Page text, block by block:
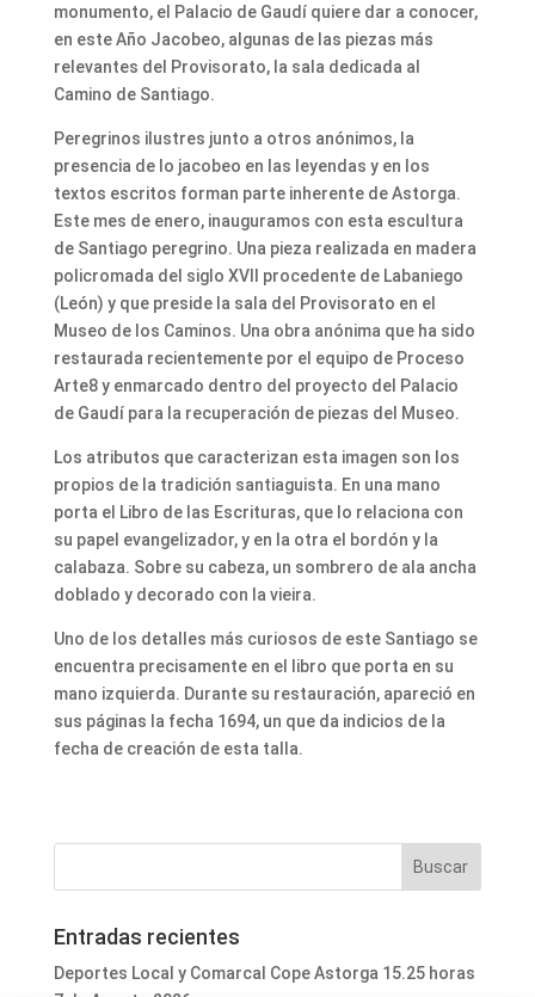
monumento, el Palacio de Gaudí quiere dar a conocer,
en este Año Jacobeo, algunas de las piezas más
relevantes del Provisorato, la sala dedicada al
Camino de Santiago.
Peregrinos ilustres junto a otros anónimos, la
presencia de lo jacobeo en las leyendas y en los
textos escritos forman parte inherente de Astorga.
Este mes de enero, inauguramos con esta escultura
de Santiago peregrino. Una pieza realizada en madera
policromada del siglo XVII procedente de Labaniego
(León) y que preside la sala del Provisorato en el
Museo de los Caminos. Una obra anónima que ha sido
restaurada recientemente por el equipo de Proceso
Arte8 y enmarcado dentro del proyecto del Palacio
de Gaudí para la recuperación de piezas del Museo.
Los atributos que caracterizan esta imagen son los
propios de la tradición santiaguista. En una mano
porta el Libro de las Escrituras, que lo relaciona con
su papel evangelizador, y en la otra el bordón y la
calabaza. Sobre su cabeza, un sombrero de ala ancha
doblado y decorado con la vieira.
Uno de los detalles más curiosos de este Santiago se
encuentra precisamente en el libro que porta en su
mano izquierda. Durante su restauración, apareció en
sus páginas la fecha 1694, un que da indicios de la
fecha de creación de esta talla.
Entradas recientes
Deportes Local y Comarcal Cope Astorga 15.25 horas